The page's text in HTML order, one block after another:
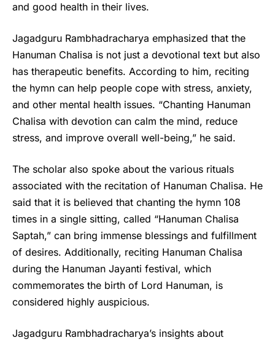
and good health in their lives.
Jagadguru Rambhadracharya emphasized that the
Hanuman Chalisa is not just a devotional text but also
has therapeutic benefits. According to him, reciting
the hymn can help people cope with stress, anxiety,
and other mental health issues. “Chanting Hanuman
Chalisa with devotion can calm the mind, reduce
stress, and improve overall well-being,” he said.
The scholar also spoke about the various rituals
associated with the recitation of Hanuman Chalisa. He
said that it is believed that chanting the hymn 108
times in a single sitting, called “Hanuman Chalisa
Saptah,” can bring immense blessings and fulfillment
of desires. Additionally, reciting Hanuman Chalisa
during the Hanuman Jayanti festival, which
commemorates the birth of Lord Hanuman, is
considered highly auspicious.
Jagadguru Rambhadracharya’s insights about